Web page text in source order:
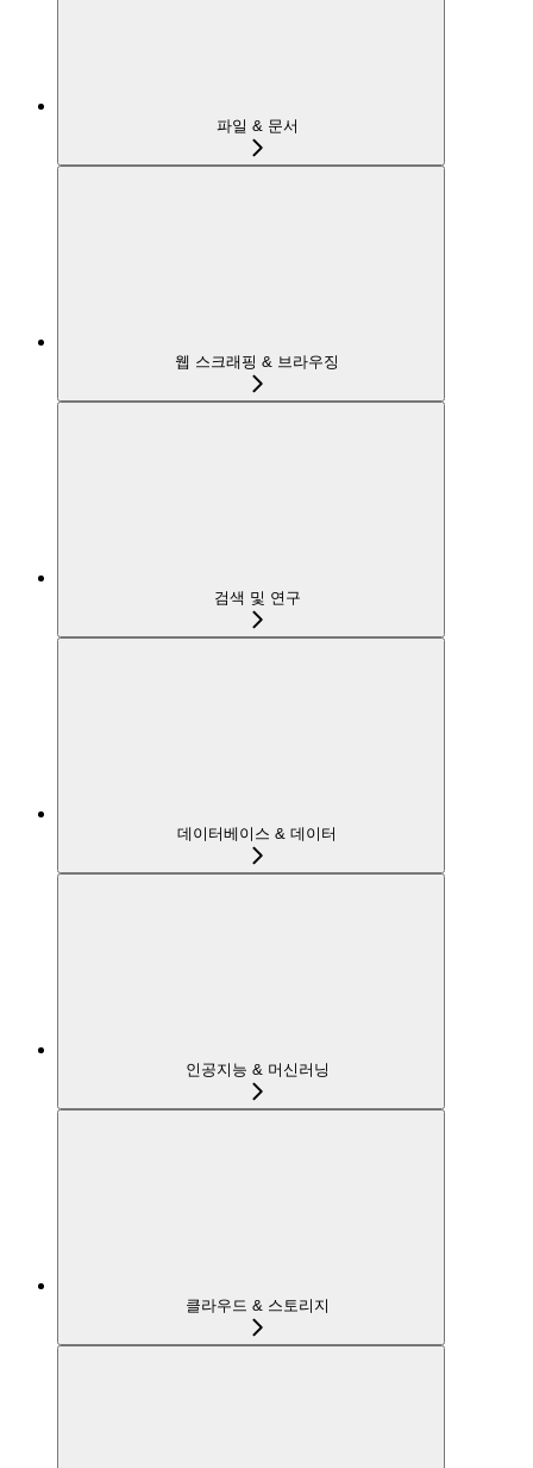
파일 & 문서
웹 스크래핑 & 브라우징
검색 및 연구
데이터베이스 & 데이터
인공지능 & 머신러닝
클라우드 & 스토리지